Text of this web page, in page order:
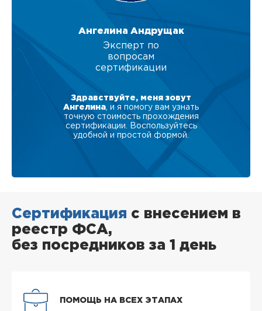
Ангелина Андрущак
Эксперт по
вопросам
сертификации
Здравствуйте, меня зовут
Ангелина , и я помогу вам узнать
точную стоимость прохождения
сертификации. Воспользуйтесь
удобной и простой формой.
Сертификация с внесением в
реестр ФСА,
без посредников за 1 день
ПОМОЩЬ НА ВСЕХ ЭТАПАХ